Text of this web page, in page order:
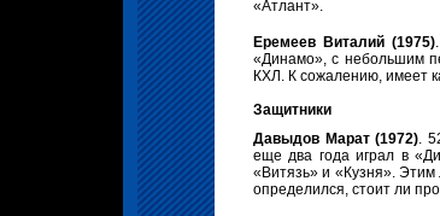
«Атлант».
Еремеев Виталий (1975)
«Динамо», с небольшим
КХЛ. К сожалению, имеет
Защитники
Давыдов Марат (1972).
еще два года играл в
«Витязь» и «Кузня».
определился, стоит ли